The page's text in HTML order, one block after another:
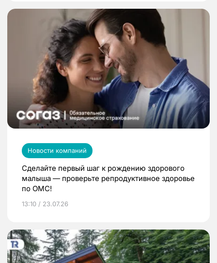
Новости компаний
Сделайте первый шаг к рождению здорового
малыша — проверьте репродуктивное здоровье
по ОМС!
13:10 / 23.07.26